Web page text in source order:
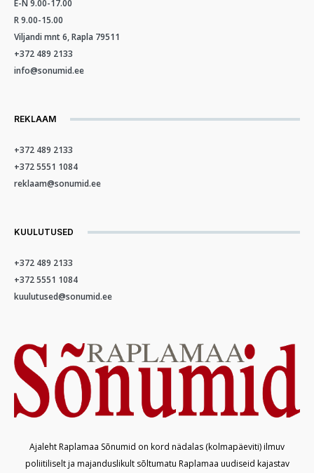
E-N 9.00-17.00
R 9.00-15.00
Viljandi mnt 6, Rapla 79511
+372 489 2133
info@sonumid.ee
REKLAAM
+372 489 2133
+372 5551 1084
reklaam@sonumid.ee
KUULUTUSED
+372 489 2133
+372 5551 1084
kuulutused@sonumid.ee
Ajaleht Raplamaa Sõnumid on kord nädalas (kolmapäeviti) ilmuv
poliitiliselt ja majanduslikult sõltumatu Raplamaa uudiseid kajastav